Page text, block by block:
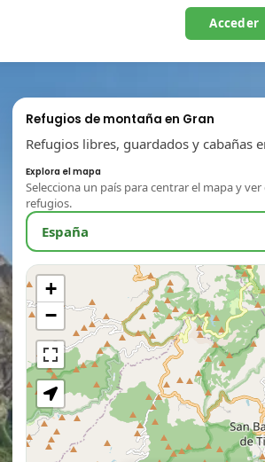
Acceder
Refugios de montaña en Gran
Refugios libres, guardados y cabañas
Explora el mapa
Selecciona un país para centrar el mapa y
refugios.
+
−